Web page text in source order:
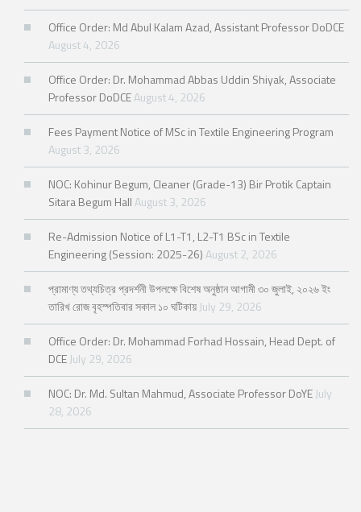
Office Order: Md Abul Kalam Azad, Assistant Professor DoDCE
August 4, 2026
Office Order: Dr. Mohammad Abbas Uddin Shiyak, Associate
Professor DoDCEAugust 4, 2026
Fees Payment Notice of MSc in Textile Engineering Program
August 3, 2026
NOC: Kohinur Begum, Cleaner (Grade-13) Bir Protik Captain
Sitara Begum HallAugust 3, 2026
Re-Admission Notice of L1-T1, L2-T1 BSc in Textile
Engineering (Session: 2025-26)August 2, 2026
প্রামাণ্য তথ্যচিত্র প্রদর্শনী উপলক্ষে বিশেষ অনুষ্ঠান আগামী ৩০ জুলাই, ২০২৬ ইং
তারিখ রোজ বৃহস্পতিবার সকাল ১০ ঘটিকায় July 29, 2026
Office Order: Dr. Mohammad Forhad Hossain, Head Dept. of
DCE July 29, 2026
NOC: Dr. Md. Sultan Mahmud, Associate Professor DoYE July
28, 2026